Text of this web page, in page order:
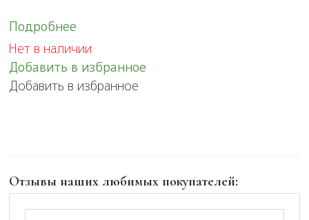
Подробнее
Нет в наличии
Добавить в избранное
Добавить в избранное
Отзывы наших любимых покупателей: